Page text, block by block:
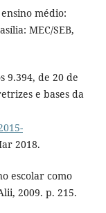
médio:
MEC/SEB,
9.394, de 20 de
e bases da
2018.
escolar como
2009. p. 215.